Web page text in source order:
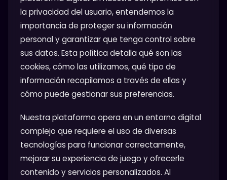
la privacidad del usuario, entendemos la
importancia de proteger su información
personal y garantizar que tenga control sobre
sus datos. Esta política detalla qué son las
cookies, cómo las utilizamos, qué tipo de
información recopilamos a través de ellas y
cómo puede gestionar sus preferencias.
Nuestra plataforma opera en un entorno digital
complejo que requiere el uso de diversas
tecnologías para funcionar correctamente,
mejorar su experiencia de juego y ofrecerle
contenido y servicios personalizados. Al